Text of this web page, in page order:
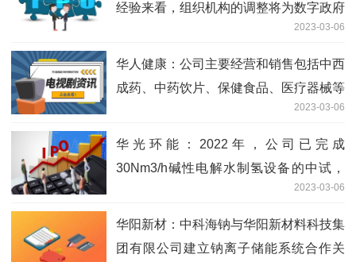
经验来看，组织机构的调整将为数字政府
领域带来新的市场机遇|天天头条2023-03-06
华人健康：公司主要经营和销售包括中西
成药、中药饮片、保健食品、医疗器械等
2023-03-06
华光环能：2022年，公司已完成
30Nm3/h碱性电解水制氢设备的中试，
具体情况敬请关注公司后续公告 全球热
头条
2023-03-06
华阳新材：中科海钠与华阳新材料科技集
团有限公司建立钠离子储能系统合作关